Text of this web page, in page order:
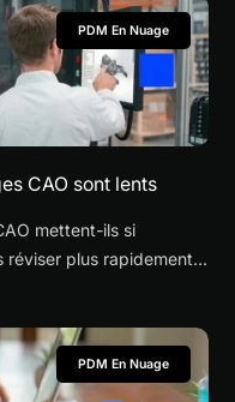
systèmes spécifiques
PDM En Nuage
CAO sont lents
mettent-ils si
réviser plus rapidement
PDM En Nuage